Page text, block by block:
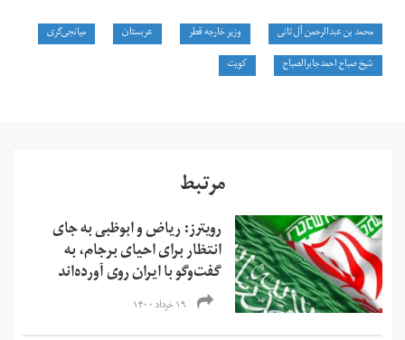
محمد بن عبدالرحمن آل ثانی وزیر خارجه قطر عربستان
میانجی‌گری
شیخ صباح احمدجابرالصباح
کویت
مرتبط
رویترز: ریاض و ابوظبی به جای
انتظار برای احیای برجام، به
گفت‌وگو با ایران روی آورده‌اند
۱۹ خرداد ۱۴۰۰